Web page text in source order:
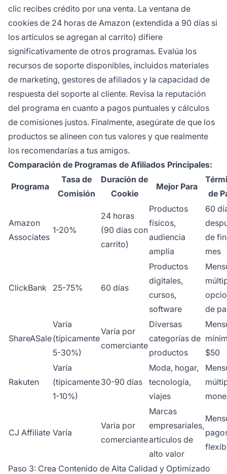
clic recibes crédito por una venta. La ventana de
cookies de 24 horas de Amazon (extendida a 90 días si
los artículos se agregan al carrito) difiere
significativamente de otros programas. Evalúa los
recursos de soporte disponibles, incluidos materiales
de marketing, gestores de afiliados y la capacidad de
respuesta del soporte al cliente. Revisa la reputación
del programa en cuanto a pagos puntuales y cálculos
de comisiones justos. Finalmente, asegúrate de que los
productos se alineen con tus valores y que realmente
los recomendarías a tus amigos.
Comparación de Programas de Afiliados Principales:
Programa
Tasa de
Comisión
Duración de
Cookie
Mejor Para
de
Amazon
Associates
1-20%
24 horas
(90 días con
carrito)
Productos
físicos,
audiencia
amplia
60
de
mes
ClickBank 25-75% 60 días
Productos
digitales,
cursos,
software
de
ShareASale
Varía
(típicamente
5-30%)
Varía por
comerciante
Diversas
categorías de
productos
$50
Rakuten
Varía
(típicamente
1-10%)
30-90 días
Moda, hogar,
tecnología,
viajes
CJ Affiliate Varía
Varía por
comerciante
Marcas
empresariales,
artículos de
alto valor
Paso 3: Crea Contenido de Alta Calidad y Optimizado